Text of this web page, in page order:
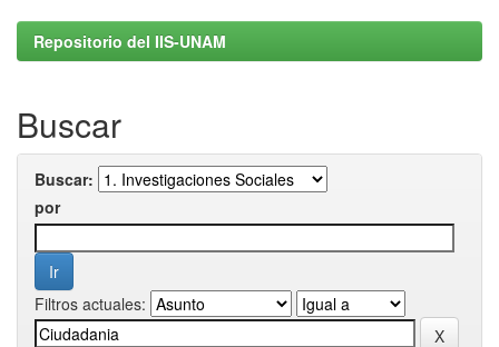
Repositorio del IIS-UNAM
Buscar
Buscar:
por
Filtros actuales: